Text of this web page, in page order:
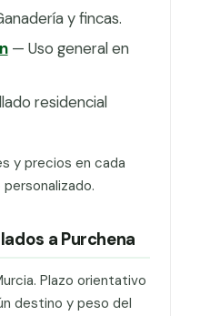
y fincas.
— Uso general en
residencial
y precios en cada
a Purchena
Plazo orientativo
destino y peso del